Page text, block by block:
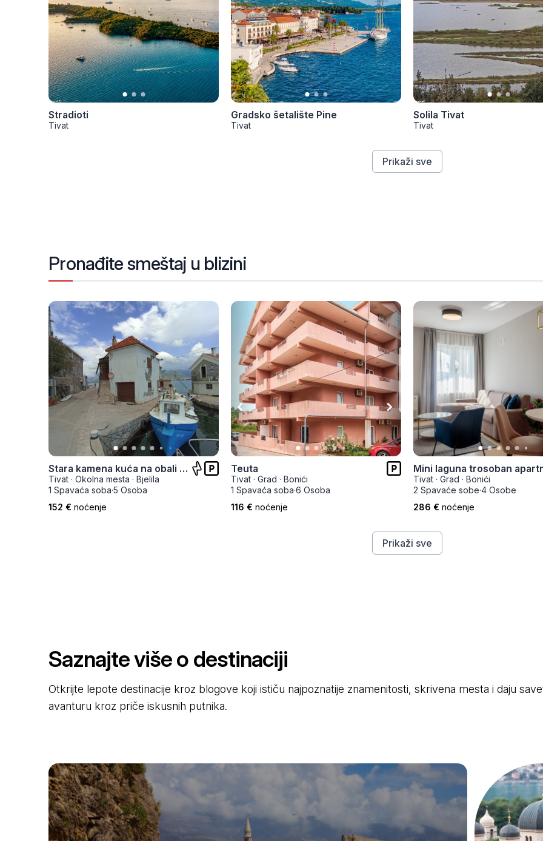
Stradioti
Tivat
Gradsko šetalište Pine
Tivat
Solila Tivat
Tivat
Prikaži sve
Pronađite smeštaj u blizini
Stara kamena kuća na obali mora
Tivat · Okolna mesta · Bjelila
1 Spavaća soba·5 Osoba
152 € noćenje
Teuta
Tivat · Grad · Bonići
1 Spavaća soba·6 Osoba
116 € noćenje
Mini laguna trosoban
Tivat · Grad · Bonići
2 Spavaće sobe·4 Osobe
286 € noćenje
Prikaži sve
Saznajte više o destinaciji
Otkrijte lepote destinacije kroz blogove koji ističu najpoznatije znamenitosti, skrivena mesta i daju
avanturu kroz priče iskusnih putnika.